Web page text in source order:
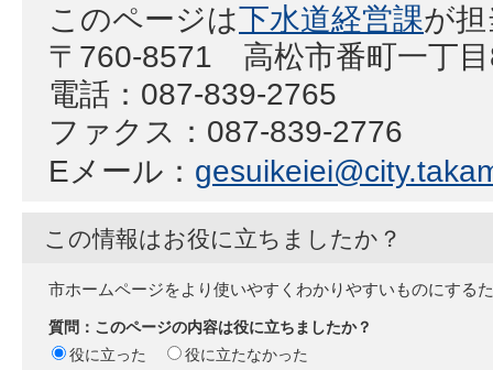
このページは下水道経営課が
〒760-8571 高松市番町一丁
電話：087-839-2765
ファクス：087-839-2776
Eメール：
この情報はお役に立ちましたか？
市ホームページをより使いやすくわかりやすいものにする
質問：このページの内容は役に立ちましたか？
役に立った
役に立たなかった